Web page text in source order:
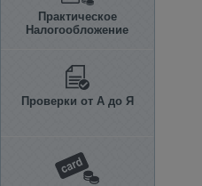
Практическое
Налогообложение
Проверки от А до Я